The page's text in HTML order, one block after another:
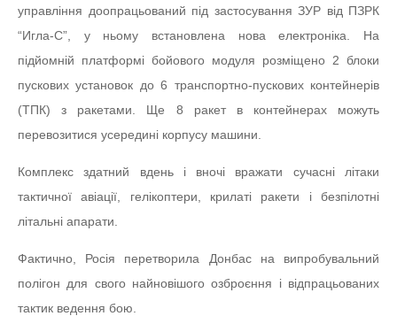
управління доопрацьований під застосування ЗУР від ПЗРК
“Игла-С”, у ньому встановлена нова електроніка. На
підйомній платформі бойового модуля розміщено 2 блоки
пускових установок до 6 транспортно-пускових контейнерів
(ТПК) з ракетами. Ще 8 ракет в контейнерах можуть
перевозитися усередині корпусу машини.
Комплекс здатний вдень і вночі вражати сучасні літаки
тактичної авіації, гелікоптери, крилаті ракети і безпілотні
літальні апарати.
Фактично, Росія перетворила Донбас на випробувальний
полігон для свого найновішого озброєння і відпрацьованих
тактик ведення бою.